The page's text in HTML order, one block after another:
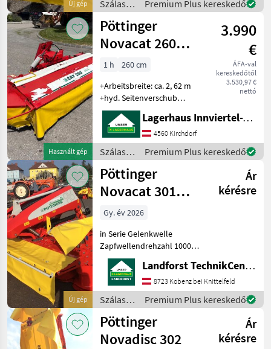
Eurocat
276 F
Eurocat
311
Összes
megjelenítése
MARKETPLACE
Marketplace
Kereskedői
ajánlatok
Apróhirdetések
Új gép
Szálastakarmány
betakarítók
/
Pöttinger
Premium Plus kereskedő
Használt gép
Pöttinger
Novacat 260
Alpin
3.990
€
ÁFA-val
kereskedőtől
3.530,97 €
nettó
1 h
260 cm
+Arbeitsbreite: ca. 2, 62 m
+hyd. Seitenverschub
+Entlastungsfedern
+Gewicht: ca. 450 kg
+Anzahl Mähscheiben: 7
Stück +Mähklingen: 14
Stück +Antrie
Lagerhaus Innviertel-Traunviertel-Urfahr eGen, Kirchdorf
4560 Kirchdorf
Szálastakarmány
betakarítók
/
Pöttinger
Premium Plus kereskedő
Új gép
Pöttinger
Novacat 301
Alpha Motion
PRO
Ár
kérésre
Gy. év 2026
in Serie Gelenkwelle
Zapfwellendrehzahl 1000
U/Min.
Standarddrehrichtung des
Mähbalkens
Fördertrommeln Standard
Verschleißkufen Um Ihnen
unnötige Wartezeiten oder
Landforst TechnikCenter Knittelfeld
8723 Kobenz bei Knittelfeld
Szálastakarmány
betakarítók
/
Pöttinger
Premium Plus kereskedő
Pöttinger
Novadisc 302
Ár
kérésre